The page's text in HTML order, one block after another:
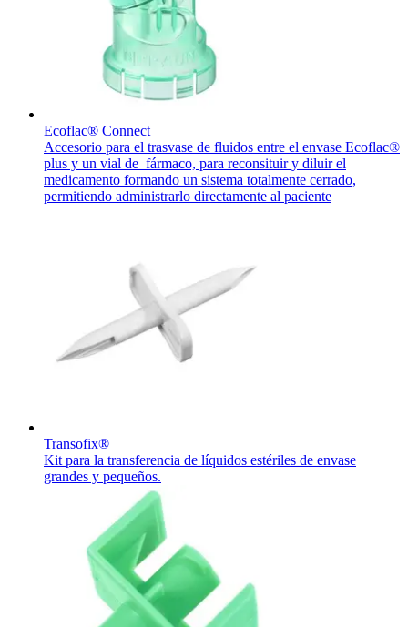
Encuentra el producto que estás buscando. Visita el catálogo
de productos de B. Braun con nuestra cartera completa.
Cuidar de la salud en casa te ofrece la posibilidad de recuperar
tu independencia y mejorar tu calidad de vida.
Contacto
Ecoflac® Connect
Accesorio para el trasvase de fluidos entre el envase Ecoflac®
plus y un vial de fármaco, para reconsituir y diluir el
medicamento formando un sistema totalmente cerrado,
permitiendo administrarlo directamente al paciente
Transofix®
Kit para la transferencia de líquidos estériles de envase
grandes y pequeños.